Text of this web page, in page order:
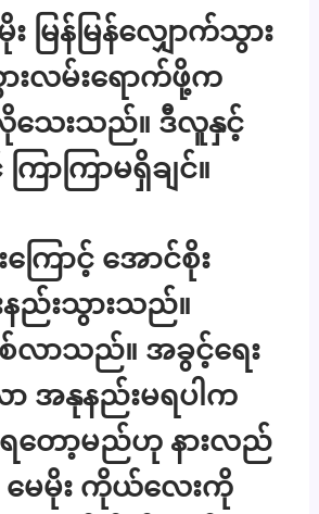
မိုး မြန်မြန်လျှောက်သွား
လမ်းရောက်ဖို့က
သေးသည်။ ဒီလူနှင့်
ာကြာမရှိချင်။
ကြောင့် အောင်စိုး
ည်းသွားသည်။
စ်လာသည်။ အခွင့်ရေး
ာ အနုနည်းမရပါက
တော့မည်ဟု နားလည်
ေမိုး ကိုယ်လေးကို